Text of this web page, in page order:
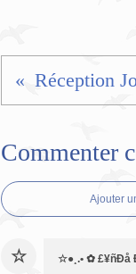
Réception
Commenter
Ajouter
☆ ☆●¸.• ✿ £¥ñĐå